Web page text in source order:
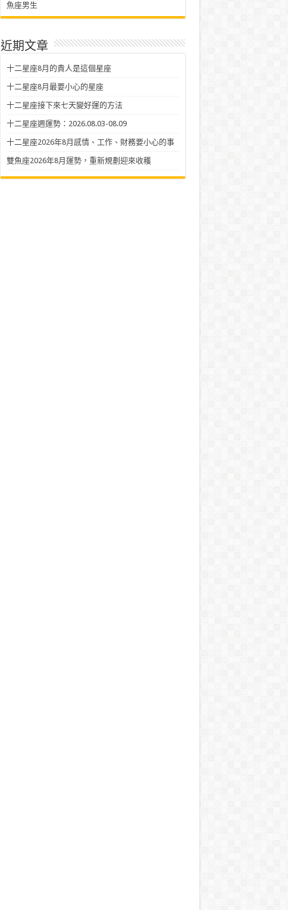
魚座男生
近期文章
十二星座8月的貴人是這個星座
十二星座8月最要小心的星座
十二星座接下來七天變好運的方法
十二星座週運勢：2026.08.03-08.09
十二星座2026年8月感情、工作、財務要小心的事
雙魚座2026年8月運勢，重新規劃迎來收穫